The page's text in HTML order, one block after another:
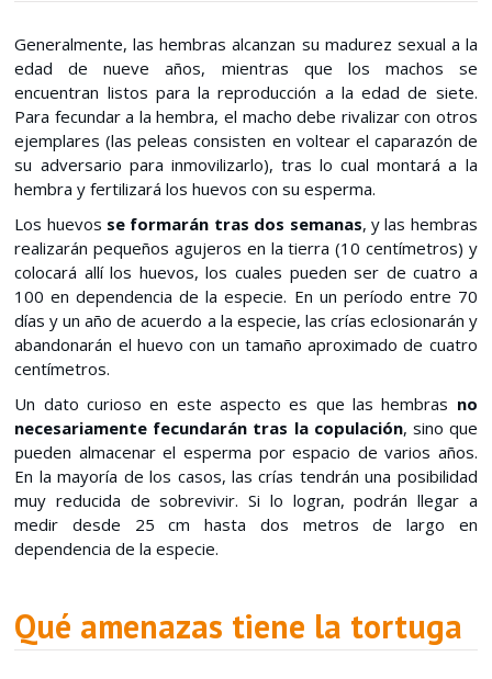
Generalmente, las hembras alcanzan su madurez sexual a la
edad de nueve años, mientras que los machos se
encuentran listos para la reproducción a la edad de siete.
Para fecundar a la hembra, el macho debe rivalizar con otros
ejemplares (las peleas consisten en voltear el caparazón de
su adversario para inmovilizarlo), tras lo cual montará a la
hembra y fertilizará los huevos con su esperma.
Los huevos se formarán tras dos semanas, y las hembras
realizarán pequeños agujeros en la tierra (10 centímetros) y
colocará allí los huevos, los cuales pueden ser de cuatro a
100 en dependencia de la especie. En un período entre 70
días y un año de acuerdo a la especie, las crías eclosionarán y
abandonarán el huevo con un tamaño aproximado de cuatro
centímetros.
Un dato curioso en este aspecto es que las hembras no
necesariamente fecundarán tras la copulación, sino que
pueden almacenar el esperma por espacio de varios años.
En la mayoría de los casos, las crías tendrán una posibilidad
muy reducida de sobrevivir. Si lo logran, podrán llegar a
medir desde 25 cm hasta dos metros de largo en
dependencia de la especie.
Qué amenazas tiene la tortuga